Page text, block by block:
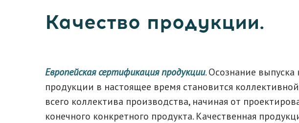
Качество продукции.
Европейская сертификация продукции. Осознание выпуска
продукции в настоящее время становится
всего коллектива производства, начиная от
конечного конкретного продукта. Качественная